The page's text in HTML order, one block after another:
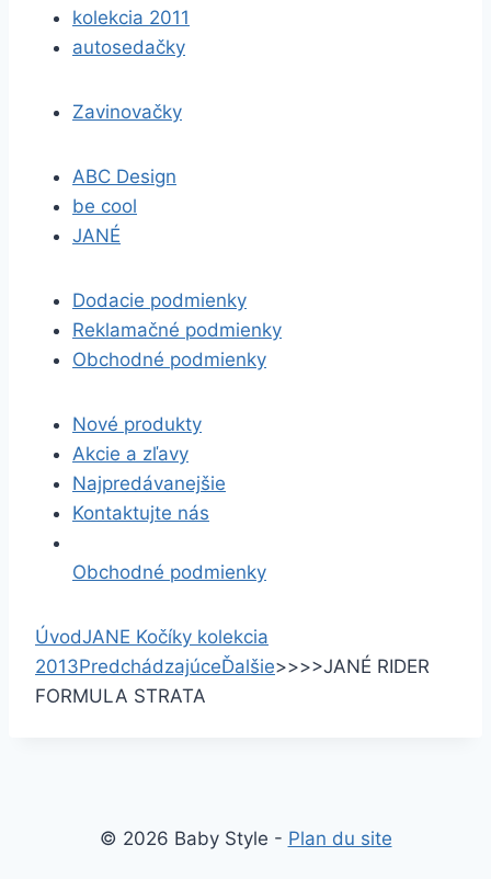
kolekcia 2011
autosedačky
Zavinovačky
ABC Design
be cool
JANÉ
Dodacie podmienky
Reklamačné podmienky
Obchodné podmienky
Nové produkty
Akcie a zľavy
Najpredávanejšie
Kontaktujte nás
Obchodné podmienky
ÚvodJANE Kočíky kolekcia
2013PredchádzajúceĎalšie>>>>JANÉ RIDER
FORMULA STRATA
© 2026 Baby Style - Plan du site